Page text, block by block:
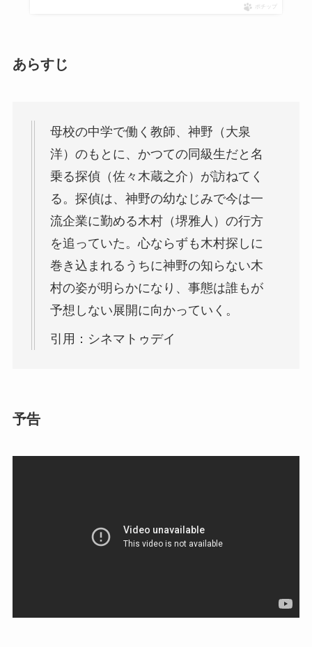
ポチップ
あらすじ
母校の中学で働く教師、神野（大泉
洋）のもとに、かつての同級生だと名
乗る探偵（佐々木蔵之介）が訪ねてく
る。探偵は、神野の幼なじみで今は一
流企業に勤める木村（堺雅人）の行方
を追っていた。心ならずも木村探しに
巻き込まれるうちに神野の知らない木
村の姿が明らかになり、事態は誰もが
予想しない展開に向かっていく。
引用：シネマトゥデイ
予告